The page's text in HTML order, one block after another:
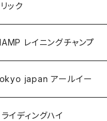
ック
レイニングチャンプ
japan アールイー
イディングハイ